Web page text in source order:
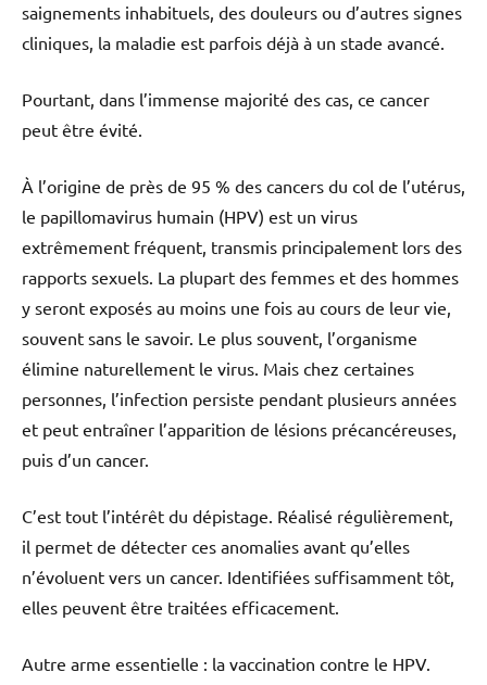
saignements inhabituels, des douleurs ou d’autres signes
cliniques, la maladie est parfois déjà à un stade avancé.
Pourtant, dans l’immense majorité des cas, ce cancer
peut être évité.
À l’origine de près de 95 % des cancers du col de l’utérus,
le papillomavirus humain (HPV) est un virus
extrêmement fréquent, transmis principalement lors des
rapports sexuels. La plupart des femmes et des hommes
y seront exposés au moins une fois au cours de leur vie,
souvent sans le savoir. Le plus souvent, l’organisme
élimine naturellement le virus. Mais chez certaines
personnes, l’infection persiste pendant plusieurs années
et peut entraîner l’apparition de lésions précancéreuses,
puis d’un cancer.
C’est tout l’intérêt du dépistage. Réalisé régulièrement,
il permet de détecter ces anomalies avant qu’elles
n’évoluent vers un cancer. Identifiées suffisamment tôt,
elles peuvent être traitées efficacement.
Autre arme essentielle : la vaccination contre le HPV.